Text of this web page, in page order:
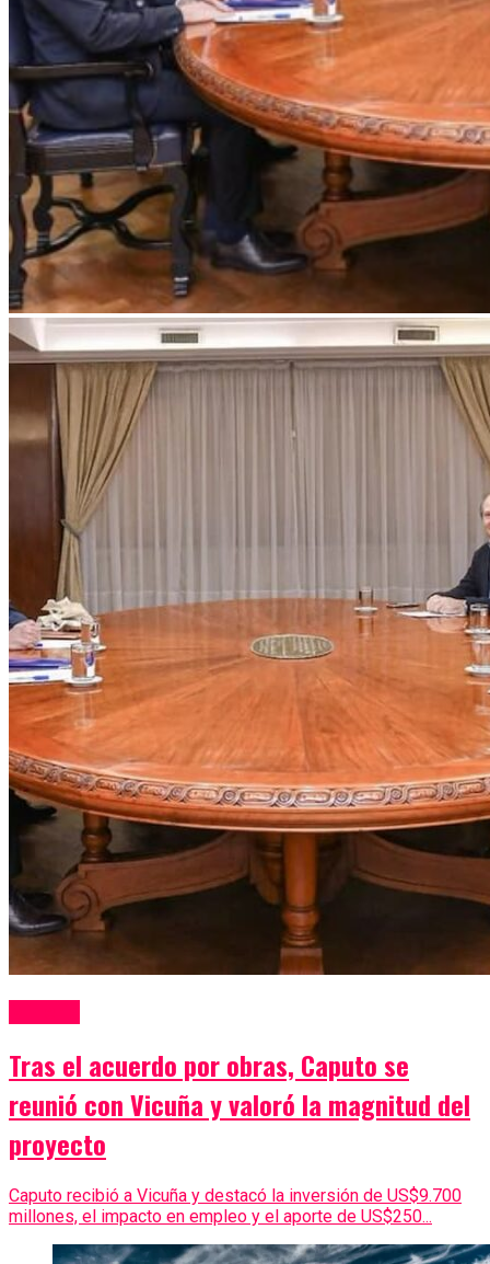
Tras el acuerdo por obras, Caputo se
reunió con Vicuña y valoró la magnitud del
proyecto
Caputo recibió a Vicuña y destacó la inversión de US$9.700
millones, el impacto en empleo y el aporte de US$250...